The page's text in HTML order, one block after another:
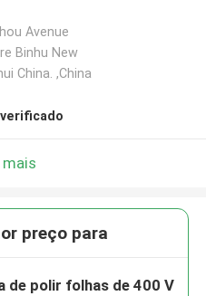
Avenue
Binhu New
China. ,China
mais
preço para
de polir folhas de 400 V